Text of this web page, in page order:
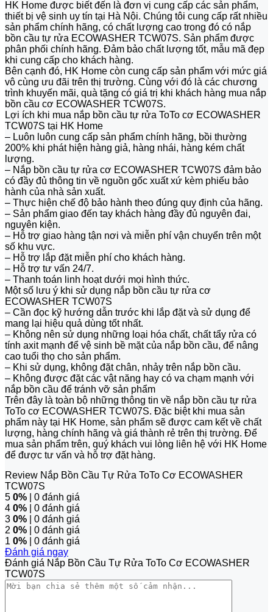
HK Home được biết đến là đơn vị cung cấp các sản phẩm,
thiết bị vệ sinh uy tín tại Hà Nội. Chúng tôi cung cấp rất nhiều
sản phẩm chính hãng, có chất lượng cao trong đó có nắp
bồn cầu tự rửa ECOWASHER TCW07S. Sản phẩm được
phân phối chính hãng. Đảm bảo chất lượng tốt, mẫu mã đẹp
khi cung cấp cho khách hàng.
Bên cạnh đó, HK Home còn cung cấp sản phẩm với mức giá
vô cùng ưu đãi trên thị trường. Cùng với đó là các chương
trình khuyến mãi, quà tặng có giá trị khi khách hàng mua nắp
bồn cầu cơ ECOWASHER TCW07S.
Lợi ích khi mua nắp bồn cầu tự rửa ToTo cơ ECOWASHER
TCW07S tại HK Home
– Luôn luôn cung cấp sản phẩm chính hãng, bồi thường
200% khi phát hiện hàng giả, hàng nhái, hàng kém chất
lượng.
– Nắp bồn cầu tự rửa cơ ECOWASHER TCW07S đảm bảo
có đầy đủ thông tin về nguồn gốc xuất xứ kèm phiếu bảo
hành của nhà sản xuất.
– Thực hiện chế độ bảo hành theo đúng quy định của hãng.
– Sản phẩm giao đến tay khách hàng đầy đủ nguyên đai,
nguyên kiện.
– Hỗ trợ giao hàng tận nơi và miễn phí vận chuyển trên một
số khu vực.
– Hỗ trợ lắp đặt miễn phí cho khách hàng.
– Hỗ trợ tư vấn 24/7.
– Thanh toán linh hoạt dưới mọi hình thức.
Một số lưu ý khi sử dụng nắp bồn cầu tự rửa cơ
ECOWASHER TCW07S
– Cần đọc kỹ hướng dẫn trước khi lắp đặt và sử dụng để
mang lại hiệu quả dùng tốt nhất.
– Không nên sử dụng những loại hóa chất, chất tẩy rửa có
tính axit mạnh để vệ sinh bề mặt của nắp bồn cầu, để nâng
cao tuổi thọ cho sản phẩm.
– Khi sử dụng, không đặt chân, nhảy trên nắp bồn cầu.
– Không được đặt các vật năng hay có va chạm mạnh với
nắp bồn cầu để tránh vỡ sản phẩm
Trên đây là toàn bộ những thông tin về nắp bồn cầu tự rửa
ToTo cơ ECOWASHER TCW07S. Đặc biệt khi mua sản
phẩm này tại HK Home, sản phẩm sẽ được cam kết về chất
lượng, hàng chính hãng và giá thành rẻ trên thị trường. Để
mua sản phẩm trên, quý khách vui lòng liên hệ với HK Home
để được tư vấn và hỗ trợ đặt hàng.
Review Nắp Bồn Cầu Tự Rửa ToTo Cơ ECOWASHER
TCW07S
5 0% | 0 đánh giá
4 0% | 0 đánh giá
3 0% | 0 đánh giá
2 0% | 0 đánh giá
1 0% | 0 đánh giá
Đánh giá ngay
Đánh giá Nắp Bồn Cầu Tự Rửa ToTo Cơ ECOWASHER
TCW07S